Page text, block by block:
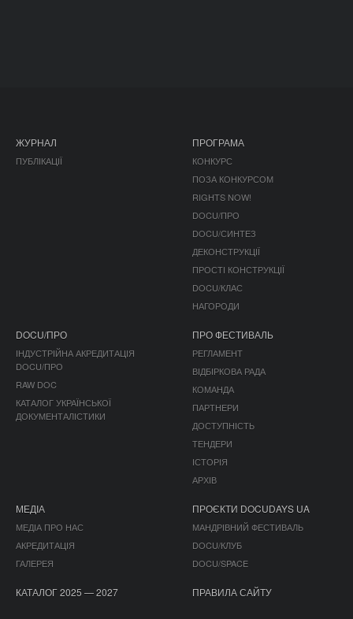
ЖУРНАЛ
ПУБЛІКАЦІЇ
ПРОГРАМА
КОНКУРС
ПОЗА КОНКУРСОМ
RIGHTS NOW!
DOCU/ПРО
DOCU/СИНТЕЗ
ДЕКОНСТРУКЦІЇ
ПРОСТІ КОНСТРУКЦІЇ
DOCU/КЛАС
НАГОРОДИ
DOCU/ПРО
ІНДУСТРІЙНА АКРЕДИТАЦІЯ
DOCU/ПРО
RAW DOC
КАТАЛОГ УКРАЇНСЬКОЇ
ДОКУМЕНТАЛІСТИКИ
ПРО ФЕСТИВАЛЬ
РЕГЛАМЕНТ
ВІДБІРКОВА РАДА
КОМАНДА
ПАРТНЕРИ
ДОСТУПНІСТЬ
ТЕНДЕРИ
ІСТОРІЯ
АРХІВ
МЕДІА
МЕДІА ПРО НАС
АКРЕДИТАЦІЯ
ГАЛЕРЕЯ
ПРОЄКТИ DOCUDAYS UA
МАНДРІВНИЙ ФЕСТИВАЛЬ
DOCU/КЛУБ
DOCU/SPACE
КАТАЛОГ 2025 — 2027 ПРАВИЛА САЙТУ